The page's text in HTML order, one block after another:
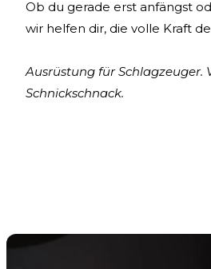
Ob du gerade erst anfängst
wir helfen dir, die volle Kraft
Ausrüstung für Schlagzeuger.
Schnickschnack.